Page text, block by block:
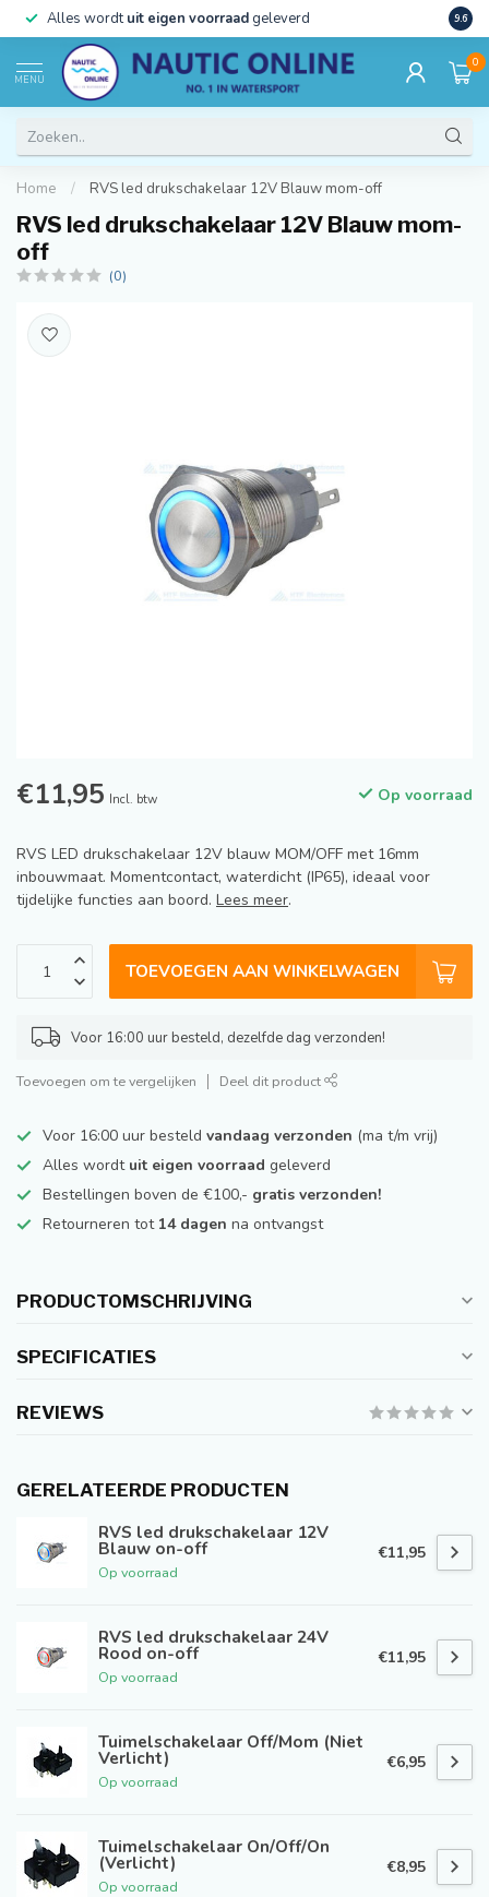
Alles wordtuit eigen voorraad geleverd 9.6
MENU
0
Home / RVS led drukschakelaar 12V Blauw mom-off
RVS led drukschakelaar 12V Blauw mom-
off
(0)
€11,95 Incl. btw Op voorraad
RVS LED drukschakelaar 12V blauw MOM/OFF met 16mm
inbouwmaat. Momentcontact, waterdicht (IP65), ideaal voor
tijdelijke functies aan boord. Lees meer.
TOEVOEGEN AAN WINKELWAGEN
Voor 16:00 uur besteld, dezelfde dag verzonden!
Toevoegen om te vergelijken Deel dit product
Voor 16:00 uur besteld vandaag verzonden (ma t/m vrij)
Alles wordt uit eigen voorraad geleverd
Bestellingen boven de €100,- gratis verzonden!
Retourneren tot 14 dagen na ontvangst
PRODUCTOMSCHRIJVING
SPECIFICATIES
REVIEWS
GERELATEERDE PRODUCTEN
RVS led drukschakelaar 12V
Blauw on-off
Op voorraad
€11,95
RVS led drukschakelaar 24V
Rood on-off
Op voorraad
€11,95
Tuimelschakelaar Off/Mom (Niet
Verlicht)
Op voorraad
€6,95
Tuimelschakelaar On/Off/On
(Verlicht)
Op voorraad
€8,95